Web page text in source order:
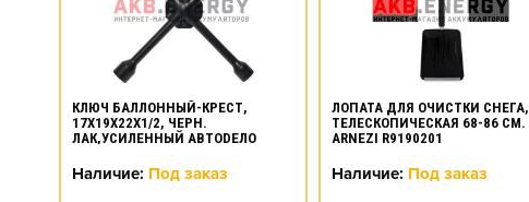
КЛЮЧ БАЛЛОННЫЙ-КРЕСТ,
17X19X22X1/2, ЧЕРН.
ЛАК,УСИЛЕННЫЙ АВТОDЕЛО
Наличие: Под заказ
ЛОПАТА ДЛЯ ОЧИСТКИ СНЕГА,
ТЕЛЕСКОПИЧЕСКАЯ 68-86 СМ.
ARNEZI R9190201
Наличие: Под заказ